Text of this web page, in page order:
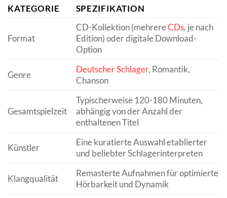
KATEGORIE SPEZIFIKATION
Format
CD-Kollektion (mehrereCDs, je nach
Edition) oder digitale Download-
Option
Genre
Deutscher Schlager, Romantik,
Chanson
Gesamtspielzeit
Typischerweise 120-180 Minuten,
abhängig von der Anzahl der
enthaltenen Titel
Künstler
Eine kuratierte Auswahl etablierter
und beliebter Schlagerinterpreten
Klangqualität
Remasterte Aufnahmen für optimierte
Hörbarkeit und Dynamik